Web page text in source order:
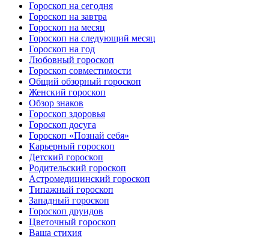
Гороскоп на сегодня
Гороскоп на завтра
Гороскоп на месяц
Гороскоп на следующий месяц
Гороскоп на год
Любовный гороскоп
Гороскоп совместимости
Общий обзорный гороскоп
Женский гороскоп
Обзор знаков
Гороскоп здоровья
Гороскоп досуга
Гороскоп «Познай себя»
Карьерный гороскоп
Детский гороскоп
Родительский гороскоп
Астромедицинский гороскоп
Типажный гороскоп
Западный гороскоп
Гороскоп друидов
Цветочный гороскоп
Ваша стихия